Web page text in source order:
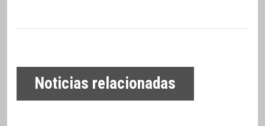
Noticias relacionadas